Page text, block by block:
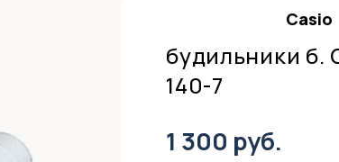
Casio
будильники б.
140-7
1 300 руб.